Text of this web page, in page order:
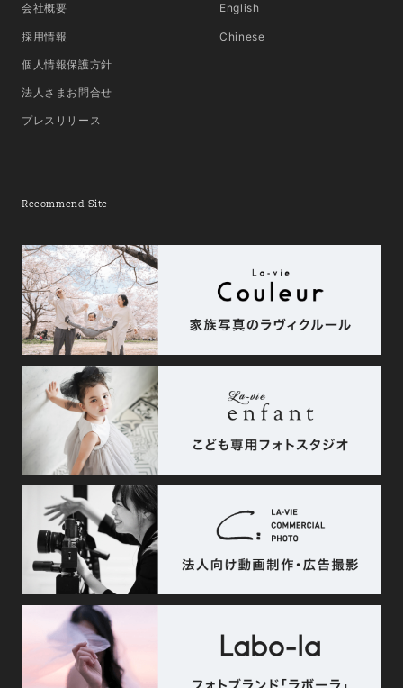
会社概要
採用情報
個人情報保護方針
法人さまお問合せ
プレスリリース
English
Chinese
Recommend Site